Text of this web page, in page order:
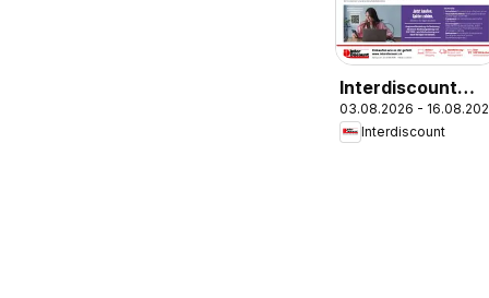
Interdiscount
aktionen
03.08.2026 -
Interdiscount